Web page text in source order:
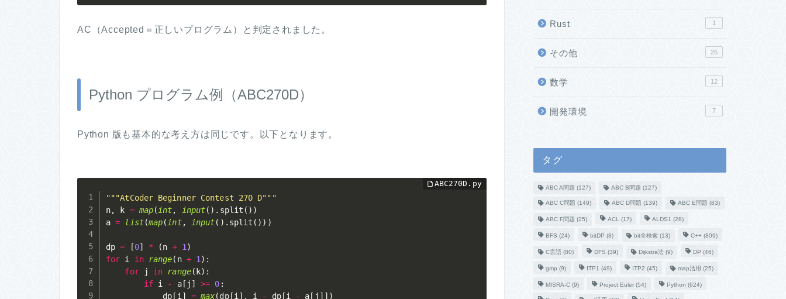
AC（Accepted＝正しいプログラム）と判定されました。
Python プログラム例（ABC270D）
Python 版も基本的な考え方は同じです。以下となります。
"""AtCoder Beginner Contest 270 D"""
n, k = map(int, input( ) . split ( ) )
a = list(map(int, input( ) . split ( ) ) )
dp = [0] * (n + 1)
for i in range( n + 1) :
for j in range( k) :
if i - a[ j ] >= 0 :
            dp
[ i] = max(dp[i] , i - dp[i - a [ j ] ] )
Rust 1
その他 26
数学 12
開発環境 7
タグ
ABC A問題 (127) ABC B問題 (127)
ABC C問題 (149) ABC D問題 (139) ABC E問題 (83)
ABC F問題 (25) ACL (17) ALDS1 (28)
BFS (24) bitDP (8) bit全検索(13) C++(809)
C言語(80) DFS (39) Dijkstra法(9) DP (46)
gmp (9) ITP1 (49) ITP2 (45) map活用 (25)
MISRA-C(9) Project Euler(54) Python (624)